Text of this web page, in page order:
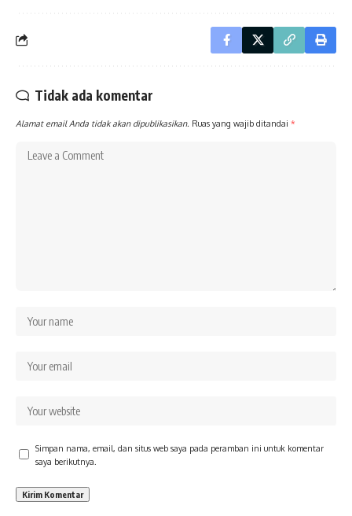
Tidak ada komentar
Alamat email Anda tidak akan dipublikasikan. Ruas yang wajib ditandai *
Simpan nama, email, dan situs web saya pada peramban ini untuk komentar
saya berikutnya.